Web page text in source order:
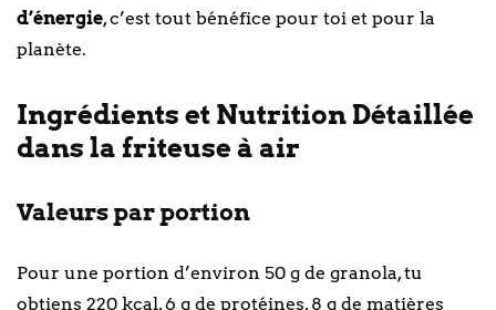
d’énergie, c’est tout bénéfice pour toi et pour la
planète.
Ingrédients et Nutrition Détaillée
dans la friteuse à air
Valeurs par portion
Pour une portion d’environ 50 g de granola, tu
obtiens 220 kcal, 6 g de protéines, 8 g de matières